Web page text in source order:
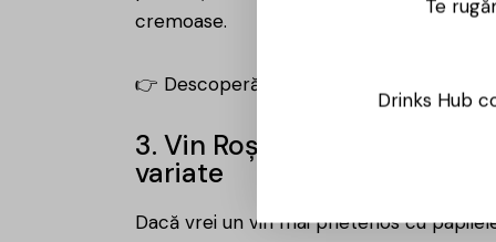
cremoase.
👉 Descoperă gama noastră de
3. Vin Roșu Demidulce –
variate
Dacă vrei un vin mai prietenos cu
Te
Drinks Hub